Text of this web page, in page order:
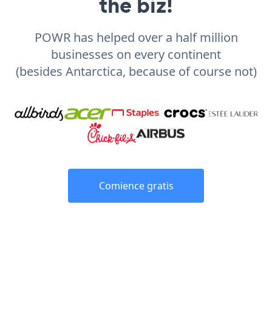
POWR has helped over a half million
businesses on every continent
(besides Antarctica, because of course not)
Comience gratis